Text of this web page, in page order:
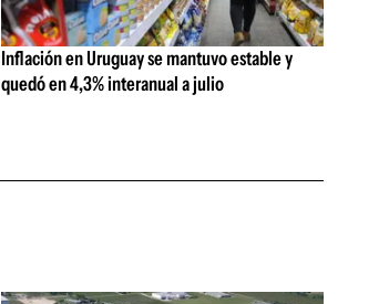
Inflación en Uruguay se mantuvo estable y
quedó en 4,3% interanual a julio